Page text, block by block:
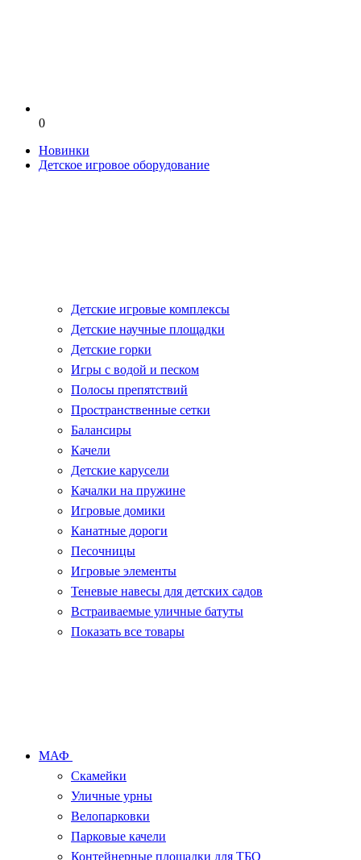
0
Новинки
Детское игровое оборудование
Детские игровые комплексы
Детские научные площадки
Детские горки
Игры с водой и песком
Полосы препятствий
Пространственные сетки
Балансиры
Качели
Детские карусели
Качалки на пружине
Игровые домики
Канатные дороги
Песочницы
Игровые элементы
Теневые навесы для детских садов
Встраиваемые уличные батуты
Показать все товары
МАФ
Скамейки
Уличные урны
Велопарковки
Парковые качели
Контейнерные площадки для ТБО